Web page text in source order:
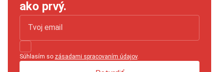
ako prvý.
Súhlasím so zásadami spracovaním údajov.